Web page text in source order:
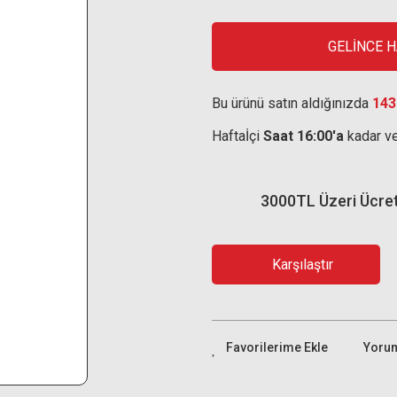
GELİNCE
Bu ürünü satın aldığınızda
Haftaİçi Saat 16:00'a kadar
3000TL Üzeri
Karşılaştır